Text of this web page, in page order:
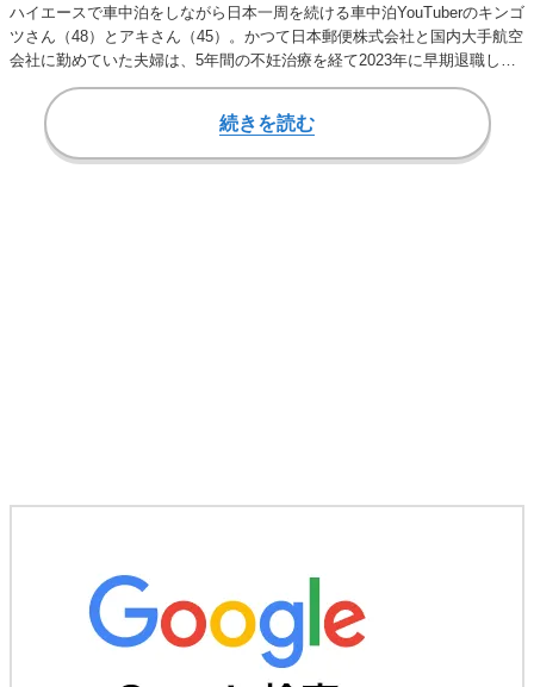
ハイエースで車中泊をしながら日本一周を続ける車中泊YouTuberのキンゴ
ツさん（48）とアキさん（45）。かつて日本郵便株式会社と国内大手航空
会社に勤めていた夫婦は、5年間の不妊治療を経て2023年に早期退職し、
続きを読む